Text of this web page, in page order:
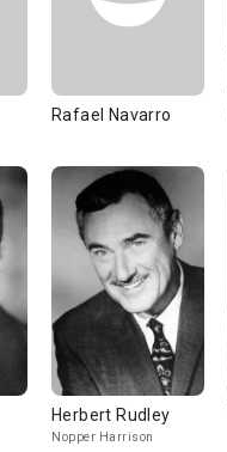
Rafael Navarro
Herbert Rudley
Nopper Harrison